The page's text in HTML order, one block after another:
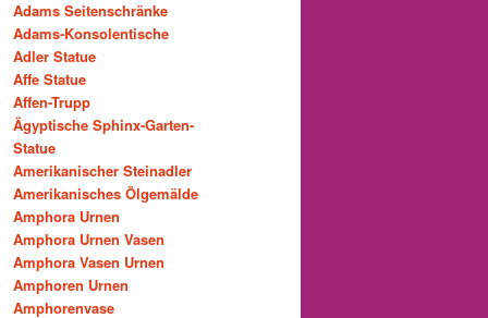
Adams Seitenschränke
Adams-Konsolentische
Adler Statue
Affe Statue
Affen-Trupp
Ägyptische Sphinx-Garten-
Statue
Amerikanischer Steinadler
Amerikanisches Ölgemälde
Amphora Urnen
Amphora Urnen Vasen
Amphora Vasen Urnen
Amphoren Urnen
Amphorenvase